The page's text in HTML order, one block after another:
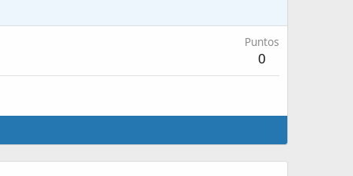
Puntos
0